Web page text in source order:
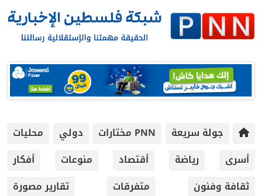
جولة سريعة PNN مختارات دولي
محليات
أسرى
رياضة أقتصاد منوعات
أفكار
ثقافة وفنون
متفرقات
تقارير مصورة